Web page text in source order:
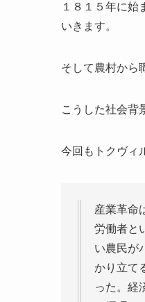
１８１５年に始
いきます。
そして農村から
こうした社会背
今回もトクヴィ
産業革命
労働者と
い農民が
かり立て
った。経